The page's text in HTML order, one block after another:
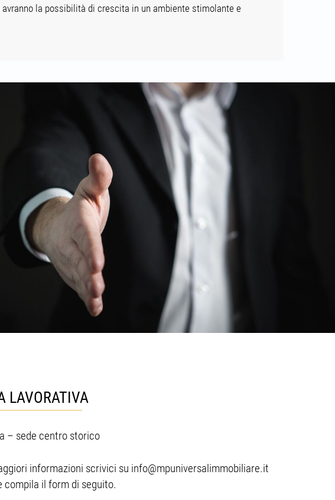
la possibilità di crescita in un ambiente stimolante e
LAVORATIVA
– sede centro storico
informazioni scrivici su info@mpuniversalimmobiliare.it
compila il form di seguito.